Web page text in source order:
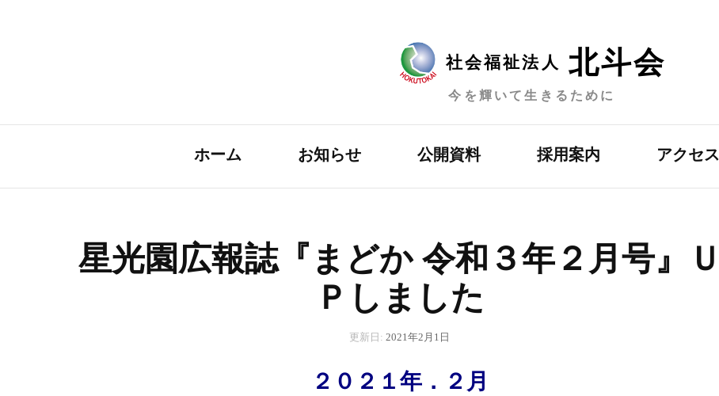
社会福祉法人 北斗会
今を輝いて生きるために
ホーム お知らせ 公開資料 採用案内 アクセス
星光園広報誌『まどか 令和３年２月号』Ｕ
Ｐしました
更新日: 2021年2月1日
２０２１年．２月